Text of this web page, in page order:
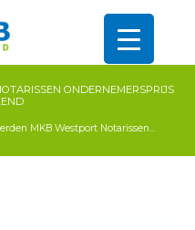
ONDERNEMERSPRIJS
MKB Westport Notarissen...